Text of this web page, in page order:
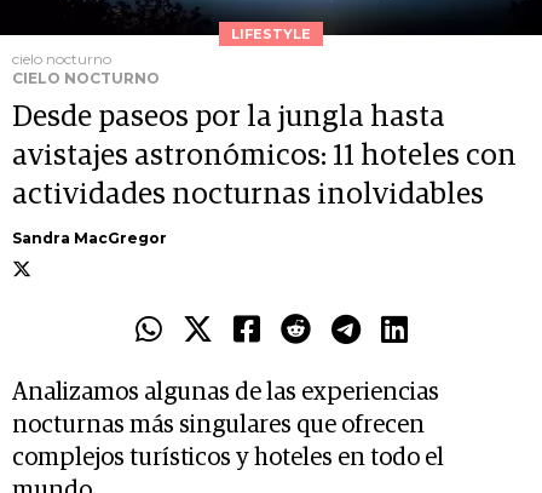
LIFESTYLE
cielo nocturno
CIELO NOCTURNO
Desde paseos por la jungla hasta
avistajes astronómicos: 11 hoteles con
actividades nocturnas inolvidables
Sandra MacGregor
Analizamos algunas de las experiencias
nocturnas más singulares que ofrecen
complejos turísticos y hoteles en todo el